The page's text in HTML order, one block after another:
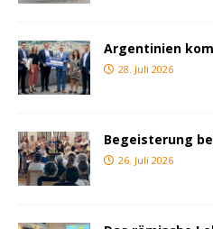
Argentinien
28. Juli 2026
Begeisterung
26. Juli 2026